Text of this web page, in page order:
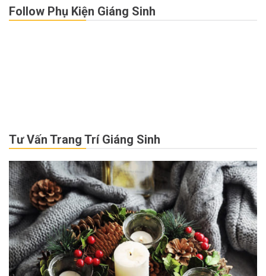
Follow Phụ Kiện Giáng Sinh
Tư Vấn Trang Trí Giáng Sinh